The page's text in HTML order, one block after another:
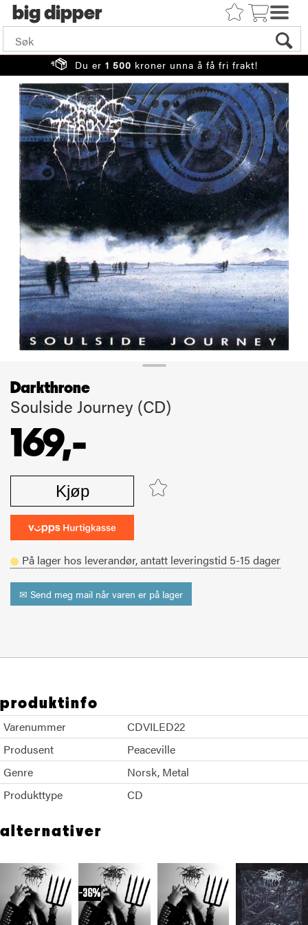
big
Du er 1 500 kroner unna å få fri frakt!
Darkthrone
Soulside Journey (CD)
169,-
Kjøp
På lager hos leverandør,antatt leveringstid 5-15 dager
✉ Send meg mail når varen er på lager
produktinfo
Varenummer
CDVILED22
Produsent
Peaceville
Genre
Norsk Metal
Produkttype
CD
alternativer
36%